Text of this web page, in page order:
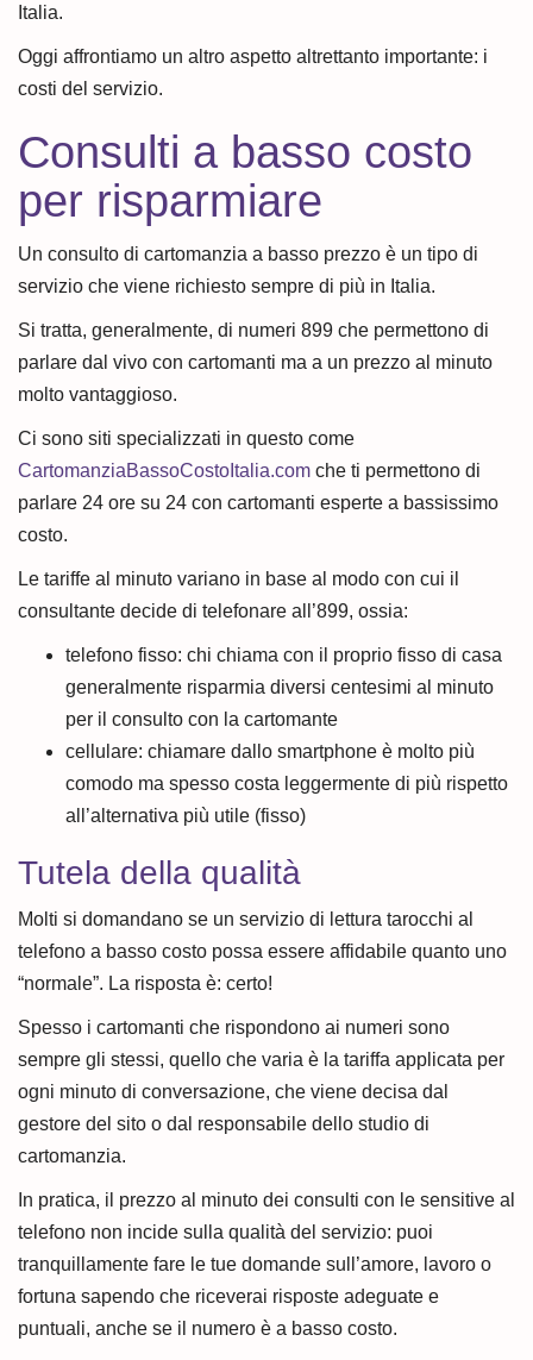
Italia.
Oggi affrontiamo un altro aspetto altrettanto importante: i
costi del servizio.
Consulti a basso costo
per risparmiare
Un consulto di cartomanzia a basso prezzo è un tipo di
servizio che viene richiesto sempre di più in Italia.
Si tratta, generalmente, di numeri 899 che permettono di
parlare dal vivo con cartomanti ma a un prezzo al minuto
molto vantaggioso.
Ci sono siti specializzati in questo come
CartomanziaBassoCostoItalia.com che ti permettono di
parlare 24 ore su 24 con cartomanti esperte a bassissimo
costo.
Le tariffe al minuto variano in base al modo con cui il
consultante decide di telefonare all’899, ossia:
telefono fisso: chi chiama con il proprio fisso di casa
generalmente risparmia diversi centesimi al minuto
per il consulto con la cartomante
cellulare: chiamare dallo smartphone è molto più
comodo ma spesso costa leggermente di più rispetto
all’alternativa più utile (fisso)
Tutela della qualità
Molti si domandano se un servizio di lettura tarocchi al
telefono a basso costo possa essere affidabile quanto uno
“normale”. La risposta è: certo!
Spesso i cartomanti che rispondono ai numeri sono
sempre gli stessi, quello che varia è la tariffa applicata per
ogni minuto di conversazione, che viene decisa dal
gestore del sito o dal responsabile dello studio di
cartomanzia.
In pratica, il prezzo al minuto dei consulti con le sensitive al
telefono non incide sulla qualità del servizio: puoi
tranquillamente fare le tue domande sull’amore, lavoro o
fortuna sapendo che riceverai risposte adeguate e
puntuali, anche se il numero è a basso costo.